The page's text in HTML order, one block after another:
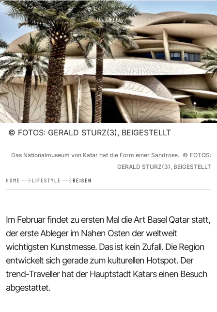
© FOTOS: GERALD STURZ(3), BEIGESTELLT
Das Nationalmuseum von Katar hat die Form einer Sandrose. © FOTOS:
GERALD STURZ(3), BEIGESTELLT
HOME LIFESTYLE REISEN
Im Februar findet zu ersten Mal die Art Basel Qatar statt,
der erste Ableger im Nahen Osten der weltweit
wichtigsten Kunstmesse. Das ist kein Zufall. Die Region
entwickelt sich gerade zum kulturellen Hotspot. Der
trend-Traveller hat der Hauptstadt Katars einen Besuch
abgestattet.